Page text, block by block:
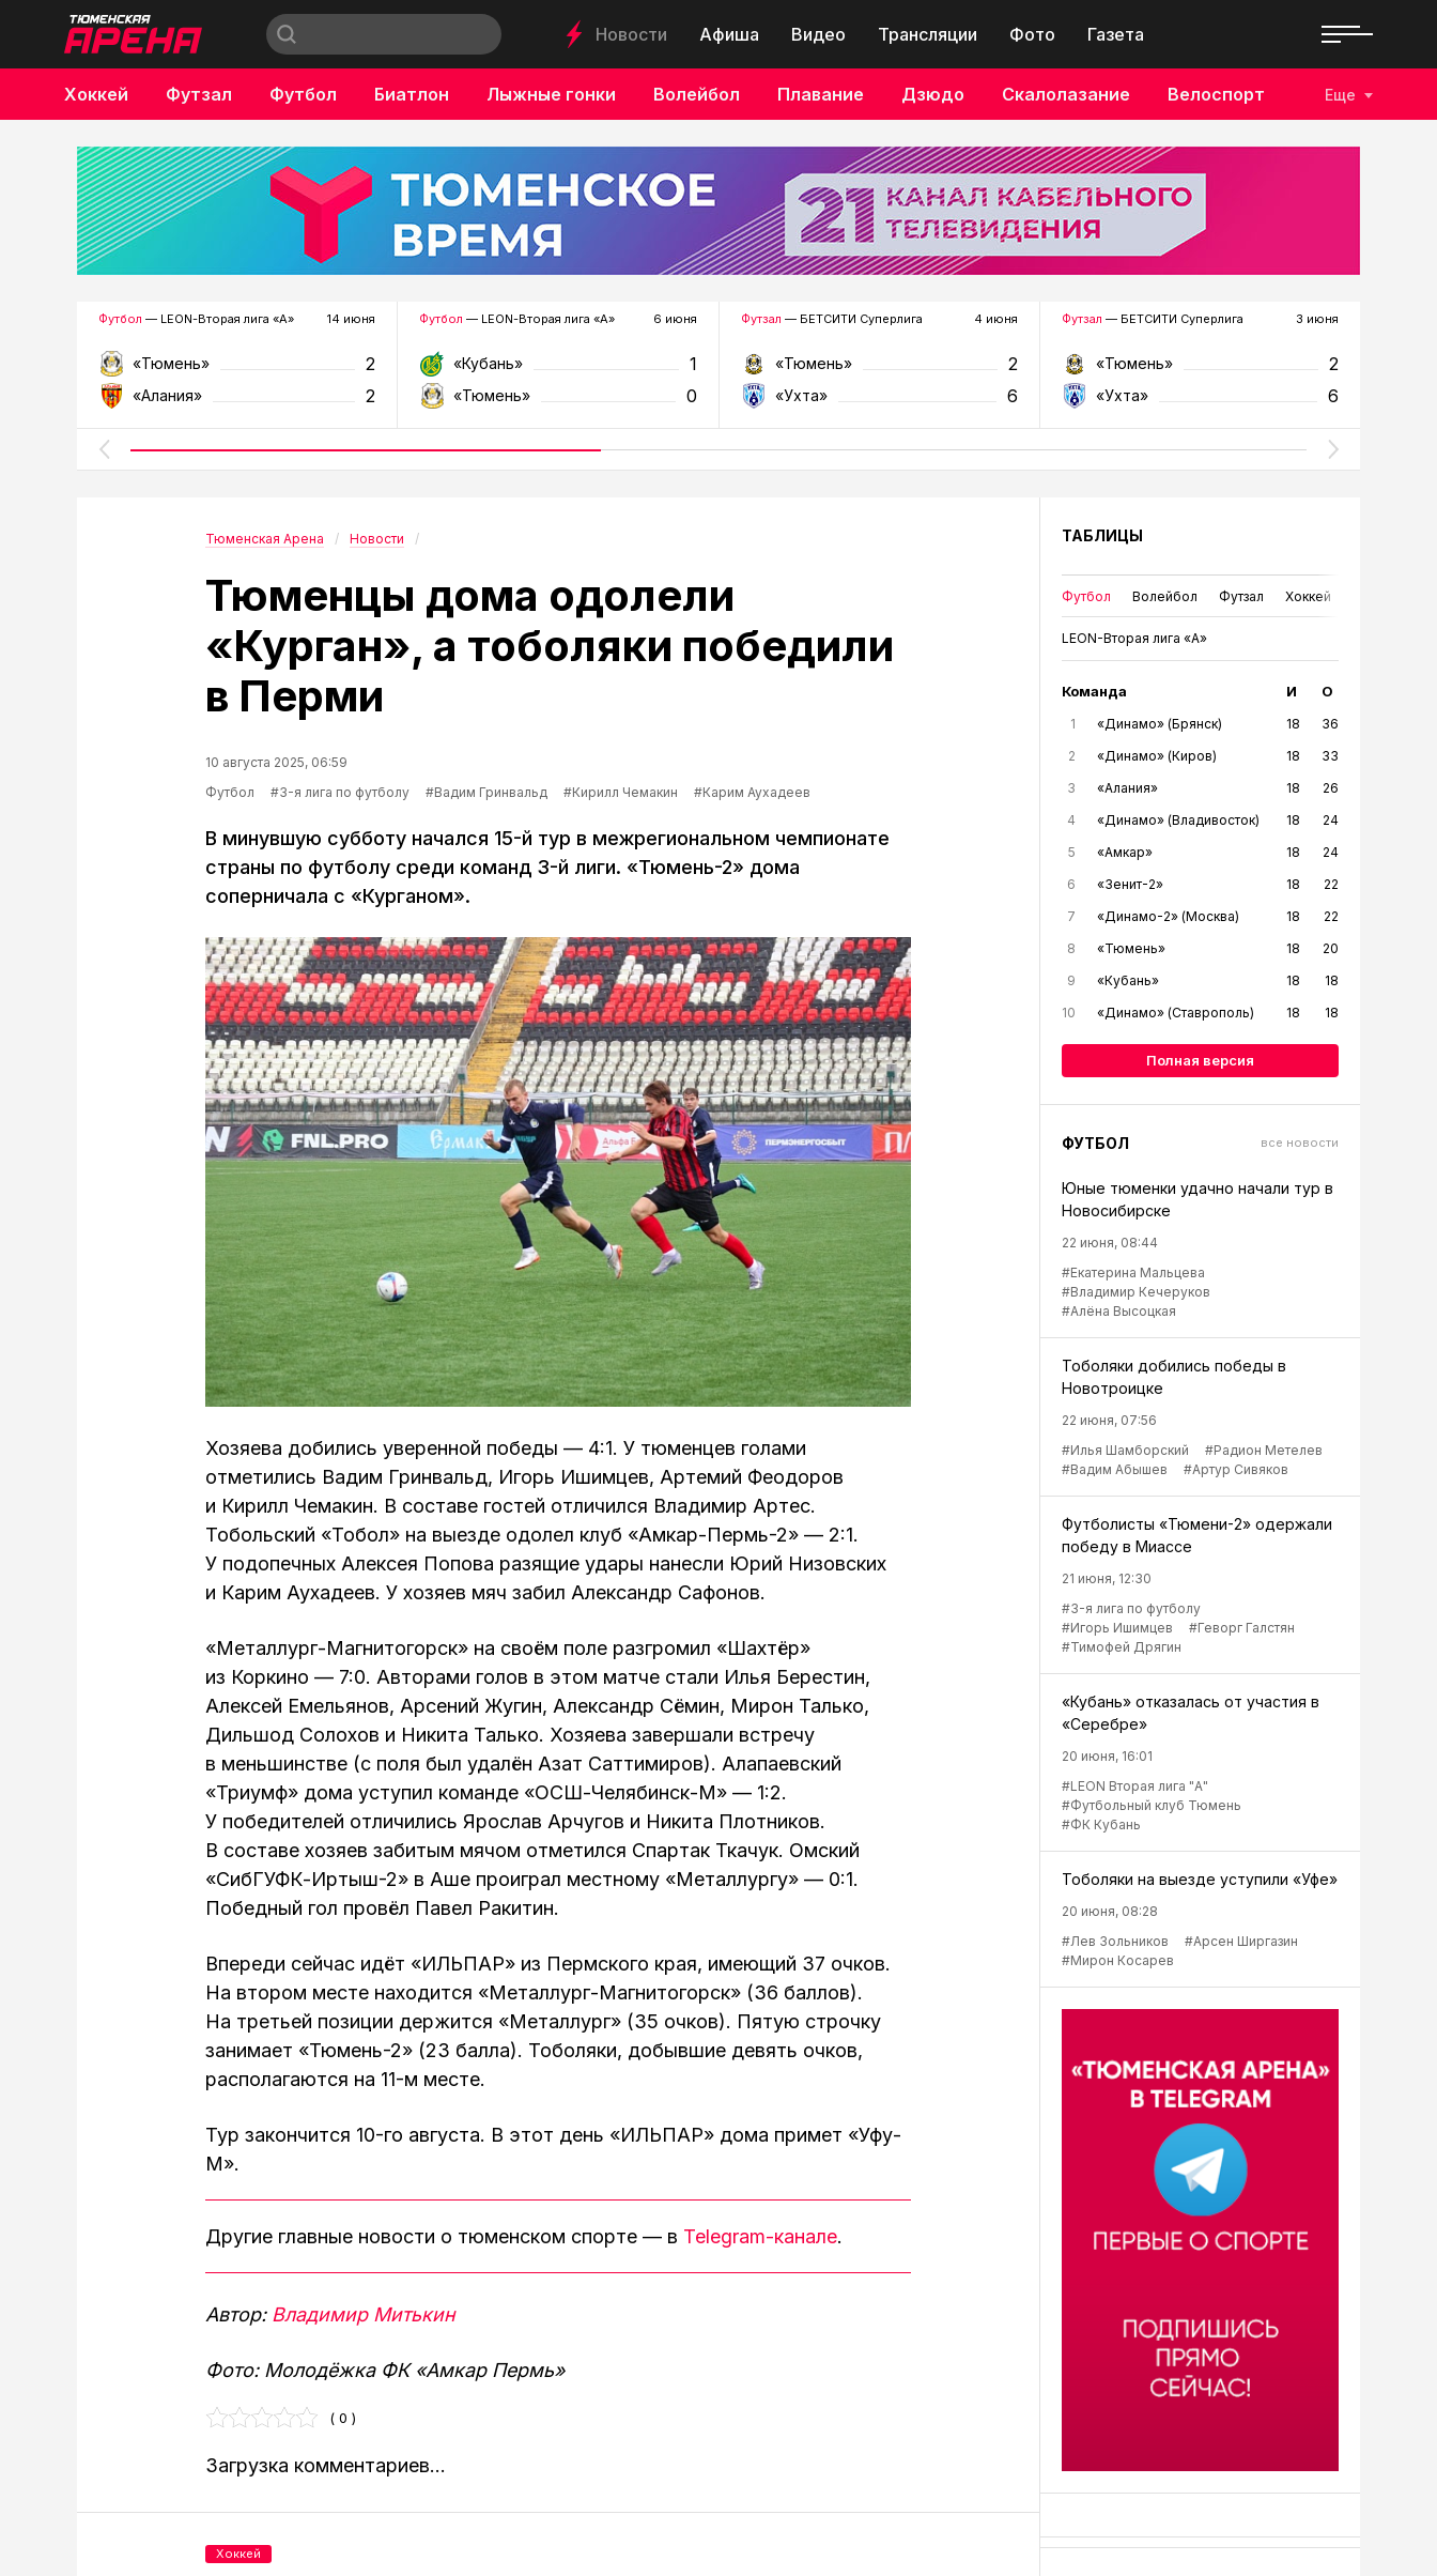
Новости Афиша Видео Трансляции Фото Газета
Хоккей Футзал Футбол Биатлон Лыжные гонки Волейбол Плавание Дзюдо Скалолазание Велоспорт
Бокс
Еще
Футбол — LEON-Вторая лига «А» 14 июня
«Тюмень» 2
«Алания» 2
Футбол — LEON-Вторая лига «А» 6 июня
«Кубань» 1
«Тюмень» 0
Футзал — БЕТСИТИ Суперлига 4 июня
«Тюмень» 2
«Ухта» 6
Футзал — БЕТСИТИ Суперлига 3 июня
«Тюмень» 2
«Ухта» 6
Тюменская Арена Новости
Тюменцы дома одолели
«Курган», а тоболяки победили
в Перми
10 августа 2025, 06:59
Футбол
#3-я лига по футболу #Вадим Гринвальд #Кирилл Чемакин #Карим Аухадеев
В минувшую субботу начался 15-й тур в межрегиональном чемпионате
страны по футболу среди команд 3-й лиги. «Тюмень-2» дома
соперничала с «Курганом».
Хозяева добились уверенной победы — 4:1. У тюменцев голами
отметились Вадим Гринвальд, Игорь Ишимцев, Артемий Феодоров
и Кирилл Чемакин. В составе гостей отличился Владимир Артес.
Тобольский «Тобол» на выезде одолел клуб «Амкар-Пермь-2» — 2:1.
У подопечных Алексея Попова разящие удары нанесли Юрий Низовских
и Карим Аухадеев. У хозяев мяч забил Александр Сафонов.
«Металлург-Магнитогорск» на своём поле разгромил «Шахтёр»
из Коркино — 7:0. Авторами голов в этом матче стали Илья Берестин,
Алексей Емельянов, Арсений Жугин, Александр Сёмин, Мирон Талько,
Дильшод Солохов и Никита Талько. Хозяева завершали встречу
в меньшинстве (с поля был удалён Азат Саттимиров). Алапаевский
«Триумф» дома уступил команде «ОСШ-Челябинск-М» — 1:2.
У победителей отличились Ярослав Арчугов и Никита Плотников.
В составе хозяев забитым мячом отметился Спартак Ткачук. Омский
«СибГУФК-Иртыш-2» в Аше проиграл местному «Металлургу» — 0:1.
Победный гол провёл Павел Ракитин.
Впереди сейчас идёт «ИЛЬПАР» из Пермского края, имеющий 37 очков.
На втором месте находится «Металлург-Магнитогорск» (36 баллов).
На третьей позиции держится «Металлург» (35 очков). Пятую строчку
занимает «Тюмень-2» (23 балла). Тоболяки, добывшие девять очков,
располагаются на 11-м месте.
Тур закончится 10-го августа. В этот день «ИЛЬПАР» дома примет «Уфу-
М».
Другие главные новости о тюменском спорте — в Telegram-канале.
Автор: Владимир Митькин
Фото: Молодёжка ФК «Амкар Пермь»
( 0 )
Загрузка комментариев...
Хоккей
ТАБЛИЦЫ
Футбол Волейбол Футзал Хоккей
LEON-Вторая лига «А»
Команда И О
1 «Динамо» (Брянск) 18
36
2
«Динамо» (Киров) 18
33
3
«Алания» 18
26
4
«Динамо» (Владивосток) 18
24
5
«Амкар» 18
24
6
«Зенит-2» 18
22
7
«Динамо-2» (Москва) 18
22
8
«Тюмень» 18
20
9
«Кубань» 18
18
10
«Динамо» (Ставрополь) 18 18
Полная версия
ФУТБОЛ все новости
Юные тюменки удачно начали тур в
Новосибирске
22 июня, 08:44
#Екатерина Мальцева
#Владимир Кечеруков
#Алёна Высоцкая
Тоболяки добились победы в
Новотроицке
22 июня, 07:56
#Илья Шамборский
#Радион Метелев
#Вадим Абышев
#Артур Сивяков
Футболисты «Тюмени-2» одержали
победу в Миассе
21 июня, 12:30
#3-я лига по футболу
#Игорь Ишимцев
#Геворг Галстян
#Тимофей Дрягин
«Кубань» отказалась от участия в
«Серебре»
20 июня, 16:01
#LEON Вторая лига "А"
#Футбольный клуб Тюмень
#ФК Кубань
Тоболяки на выезде уступили «Уфе»
20 июня, 08:28
#Лев Зольников
#Арсен Ширгазин
#Мирон Косарев